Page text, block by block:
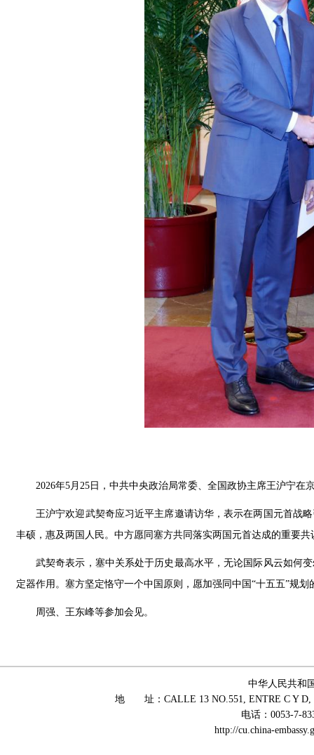
2026年5月25日，中共中央政治局常委、全国政协主席王沪宁在
王沪宁欢迎武契奇应习近平主席邀请访华，表示在两国元首战
丰硕，惠及两国人民。中方愿同塞方共同落实两国元首达成的重要
武契奇表示，塞中关系处于历史最高水平，无论国际风云如何
定器作用。塞方坚定恪守一个中国原则，愿加强同中国“十五五”规
周强、王东峰等参加会见。
中华人民共和
地 址：CALLE 13 NO.551, ENTRE C Y D,
电话：0053-7-
http://cu.china-